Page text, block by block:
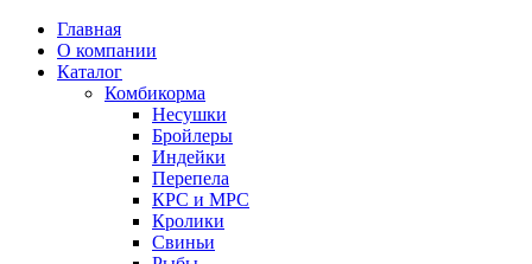
Главная
О компании
Каталог
Комбикорма
Несушки
Бройлеры
Индейки
Перепела
КРС и МРС
Кролики
Свиньи